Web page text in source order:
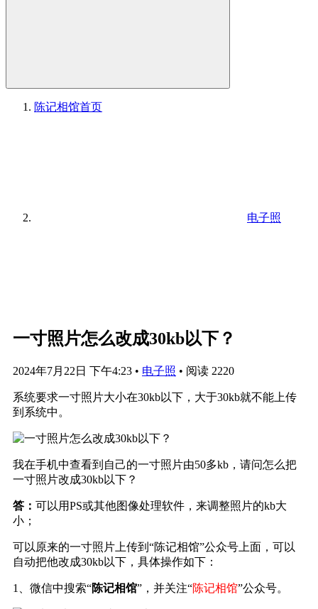
陈记相馆首页
电子照
一寸照片怎么改成30kb以下？
2024年7月22日 下午4:23 • 电子照 • 阅读 2220
系统要求一寸照片大小在30kb以下，大于30kb就不能上传
到系统中。
我在手机中查看到自己的一寸照片由50多kb，请问怎么把
一寸照片改成30kb以下？
答： 可以用PS或其他图像处理软件，来调整照片的kb大
小；
可以原来的一寸照片上传到“陈记相馆”公众号上面，可以
自动把他改成30kb以下，具体操作如下：
1、微信中搜索“陈记相馆”，并关注“陈记相馆”公众号。